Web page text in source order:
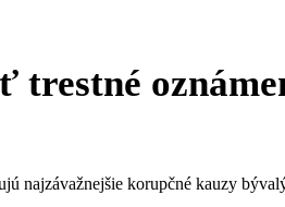
korupčné kauzy